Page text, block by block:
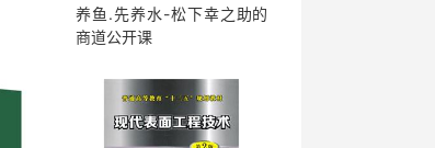
养鱼.先养水-松下幸之助的
商道公开课